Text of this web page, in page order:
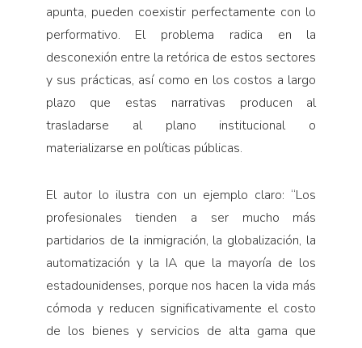
apunta, pueden coexistir perfectamente con lo
performativo. El problema radica en la
desconexión entre la retórica de estos sectores
y sus prácticas, así como en los costos a largo
plazo que estas narrativas producen al
trasladarse al plano institucional o
materializarse en políticas públicas.
El autor lo ilustra con un ejemplo claro: “Los
profesionales tienden a ser mucho más
partidarios de la inmigración, la globalización, la
automatización y la IA que la mayoría de los
estadounidenses, porque nos hacen la vida más
cómoda y reducen significativamente el costo
de los bienes y servicios de alta gama que